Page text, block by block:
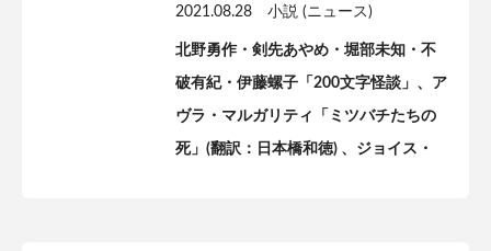
2021.08.28 小説 (ニュース)
北野勇作・剣先あやめ・堀部未知・不
破有紀・伊藤螺子「200文字怪談」、ア
ヴラ・マルガリティ「ミツバチたちの
死」(翻訳：日本橋和徳) 、ジョイス・